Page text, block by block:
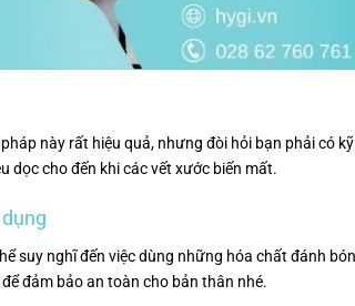
này rất hiệu quả, nhưng đòi hỏi bạn phải có kỹ
dọc cho đến khi các vết xước biến mất.
suy nghĩ đến việc dùng những hóa chất đánh
đảm bảo an toàn cho bản thân nhé.